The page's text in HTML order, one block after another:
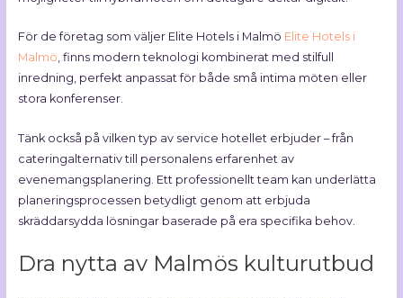
För de företag som väljer Elite Hotels i Malmö Elite Hotels i
Malmö, finns modern teknologi kombinerat med stilfull
inredning, perfekt anpassat för både små intima möten eller
stora konferenser.
Tänk också på vilken typ av service hotellet erbjuder – från
cateringalternativ till personalens erfarenhet av
evenemangsplanering. Ett professionellt team kan underlätta
planeringsprocessen betydligt genom att erbjuda
skräddarsydda lösningar baserade på era specifika behov.
Dra nytta av Malmös kulturutbud